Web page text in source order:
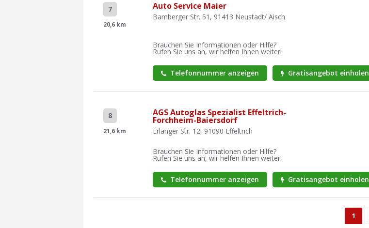
7
20,6 km
Auto Service Maier
Bamberger Str. 51, 91413 Neustadt/ Aisch
Brauchen Sie Informationen oder Hilfe?
Rufen Sie uns an, wir helfen Ihnen weiter!
Telefonnummer anzeigen Gratisangebot einholen
8
21,6 km
AGS Autoglas Spezialist Effeltrich-
Forchheim-Baiersdorf
Erlanger Str. 12, 91090 Effeltrich
Brauchen Sie Informationen oder Hilfe?
Rufen Sie uns an, wir helfen Ihnen weiter!
Telefonnummer anzeigen Gratisangebot einholen
1